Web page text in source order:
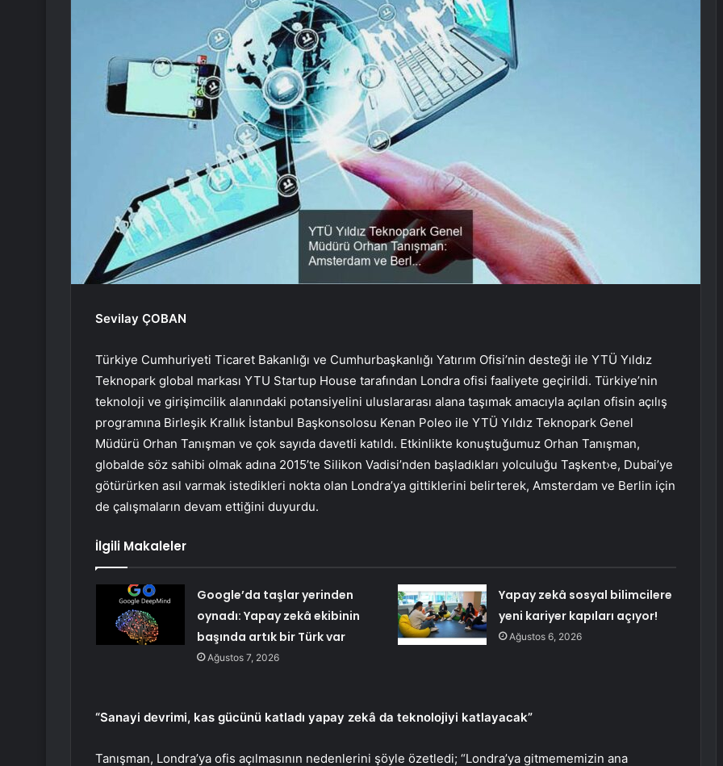
Sevilay ÇOBAN
Türkiye Cumhuriyeti Ticaret Bakanlığı ve Cumhurbaşkanlığı Yatırım Ofisi’nin desteği ile YTÜ Yıldız
Teknopark global markası YTU Startup House tarafından Londra ofisi faaliyete geçirildi. Türkiye’nin
teknoloji ve girişimcilik alanındaki potansiyelini uluslararası alana taşımak amacıyla açılan ofisin açılış
programına Birleşik Krallık İstanbul Başkonsolosu Kenan Poleo ile YTÜ Yıldız Teknopark Genel
Müdürü Orhan Tanışman ve çok sayıda davetli katıldı. Etkinlikte konuştuğumuz Orhan Tanışman,
globalde söz sahibi olmak adına 2015’te Silikon Vadisi’nden başladıkları yolculuğu Taşkent›e, Dubai’ye
götürürken asıl varmak istedikleri nokta olan Londra’ya gittiklerini belirterek, Amsterdam ve Berlin için
de çalışmaların devam ettiğini duyurdu.
İlgili Makaleler
Google’da taşlar yerinden
oynadı: Yapay zekâ ekibinin
başında artık bir Türk var
Ağustos 7, 2026
Yapay zekâ sosyal bilimcilere
yeni kariyer kapıları açıyor!
Ağustos 6, 2026
“Sanayi devrimi, kas gücünü katladı yapay zekâ da teknolojiyi katlayacak”
Tanışman, Londra’ya ofis açılmasının nedenlerini şöyle özetledi; “Londra’ya gitmememizin ana